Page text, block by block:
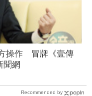
操作 冒牌《壹傳
聞網
Recommended by